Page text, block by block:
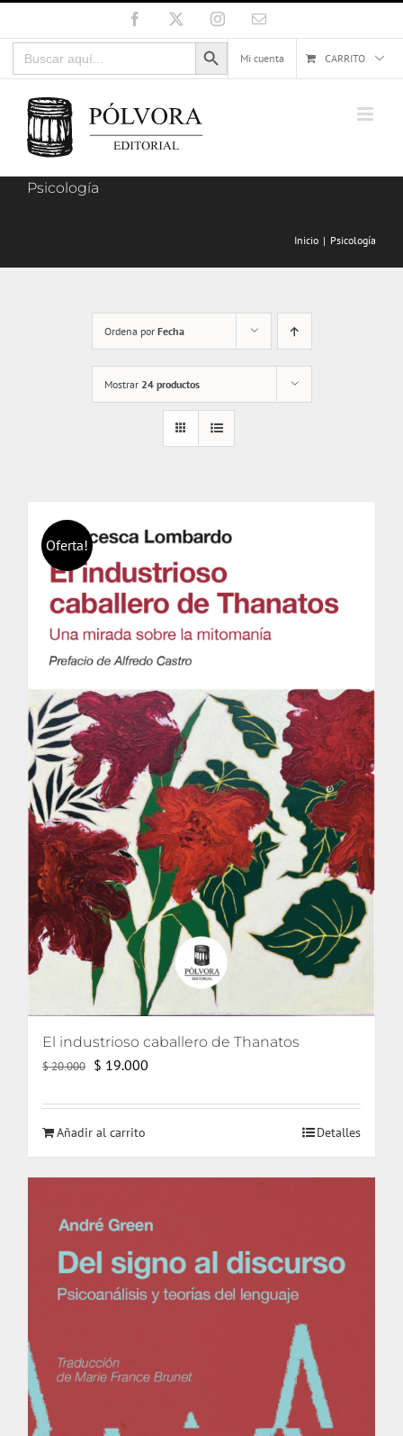
al
contenido
Facebook InstagramCorreo
Buscar:
Botón de búsqueda
Mi cuenta
CARRITO
Psicología
Inicio Psicología
Ordena por Fecha
Mostrar 24 productos
Oferta!
El industrioso caballero de Thanatos
$20.000 El
original
era:
$ 19.000
actual
Añadir al carrito Detalles